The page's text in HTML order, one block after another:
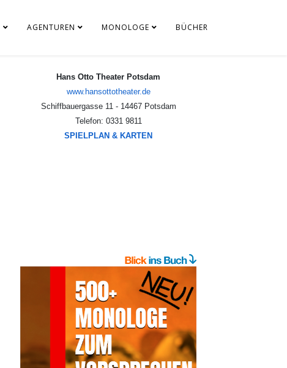
AGENTUREN MONOLOGE BÜCHER
www.hansottotheater.de
Schiffbauergasse 11 - 14467 Potsdam
Telefon: 0331 9811
SPIELPLAN & KARTEN